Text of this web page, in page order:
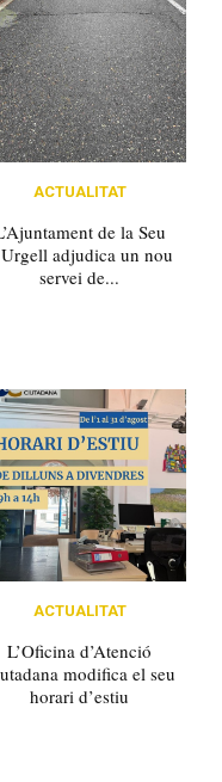
ACTUALITAT
de la Seu
adjudica un nou
servei de...
ACTUALITAT
L’Oficina d’Atenció
modifica el seu
horari d’estiu